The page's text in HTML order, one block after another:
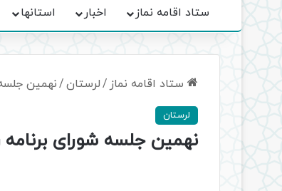
ستاد اقامه نماز اخبار استانها
ستاد اقامه نماز /لرستان/نهمین
لرستان
نهمین جلسه شورای